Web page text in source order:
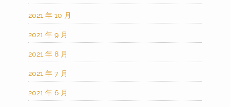
2021 年 10 月
2021 年 9 月
2021 年 8 月
2021 年 7 月
2021 年 6 月